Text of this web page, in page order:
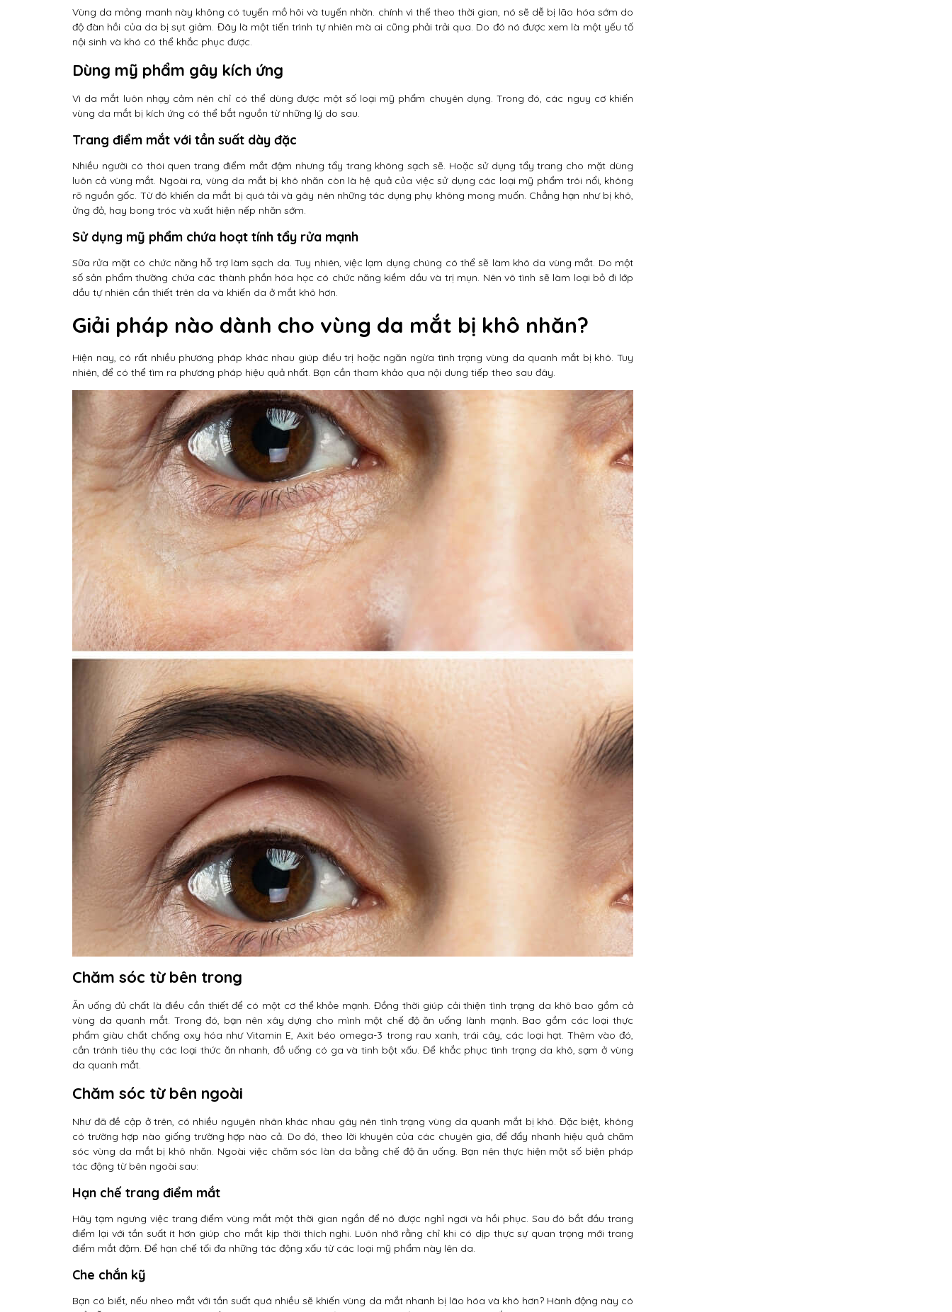
Vùng da mỏng manh này không có tuyến mồ hôi và tuyến nhờn. chính vì thế theo thời gian, nó sẽ dễ bị lão hóa sớm do
độ đàn hồi của da bị sụt giảm. Đây là một tiến trình tự nhiên mà ai cũng phải trải qua. Do đó nó được xem là một yếu tố
nội sinh và khó có thể khắc phục được.
Dùng mỹ phẩm gây kích ứng
Vì da mắt luôn nhạy cảm nên chỉ có thể dùng được một số loại mỹ phẩm chuyên dụng. Trong đó, các nguy cơ khiến
vùng da mắt bị kích ứng có thể bắt nguồn từ những lý do sau.
Trang điểm mắt với tần suất dày đặc
Nhiều người có thói quen trang điểm mắt đậm nhưng tẩy trang không sạch sẽ. Hoặc sử dụng tẩy trang cho mặt dùng
luôn cả vùng mắt. Ngoài ra, vùng da mắt bị khô nhăn còn là hệ quả của việc sử dụng các loại mỹ phẩm trôi nổi, không
rõ nguồn gốc. Từ đó khiến da mắt bị quá tải và gây nên những tác dụng phụ không mong muốn. Chẳng hạn như bị khô,
ửng đỏ, hay bong tróc và xuất hiện nếp nhăn sớm.
Sử dụng mỹ phẩm chứa hoạt tính tẩy rửa mạnh
Sữa rửa mặt có chức năng hỗ trợ làm sạch da. Tuy nhiên, việc lạm dụng chúng có thể sẽ làm khô da vùng mắt. Do một
số sản phẩm thường chứa các thành phần hóa học có chức năng kiềm dầu và trị mụn. Nên vô tình sẽ làm loại bỏ đi lớp
dầu tự nhiên cần thiết trên da và khiến da ở mắt khô hơn.
Giải pháp nào dành cho vùng da mắt bị khô nhăn?
Hiện nay, có rất nhiều phương pháp khác nhau giúp điều trị hoặc ngăn ngừa tình trạng vùng da quanh mắt bị khô. Tuy
nhiên, để có thể tìm ra phương pháp hiệu quả nhất. Bạn cần tham khảo qua nội dung tiếp theo sau đây.
Chăm sóc từ bên trong
Ăn uống đủ chất là điều cần thiết để có một cơ thể khỏe mạnh. Đồng thời giúp cải thiện tình trạng da khô bao gồm cả
vùng da quanh mắt. Trong đó, bạn nên xây dựng cho mình một chế độ ăn uống lành mạnh. Bao gồm các loại thực
phẩm giàu chất chống oxy hóa như Vitamin E, Axit béo omega-3 trong rau xanh, trái cây, các loại hạt. Thêm vào đó,
cần tránh tiêu thụ các loại thức ăn nhanh, đồ uống có ga và tinh bột xấu. Để khắc phục tình trạng da khô, sạm ở vùng
da quanh mắt.
Chăm sóc từ bên ngoài
Như đã đề cập ở trên, có nhiều nguyên nhân khác nhau gây nên tình trạng vùng da quanh mắt bị khô. Đặc biệt, không
có trường hợp nào giống trường hợp nào cả. Do đó, theo lời khuyên của các chuyên gia, để đẩy nhanh hiệu quả chăm
sóc vùng da mắt bị khô nhăn. Ngoài việc chăm sóc làn da bằng chế độ ăn uống. Bạn nên thực hiện một số biện pháp
tác động từ bên ngoài sau:
Hạn chế trang điểm mắt
Hãy tạm ngưng việc trang điểm vùng mắt một thời gian ngắn để nó được nghỉ ngơi và hồi phục. Sau đó bắt đầu trang
điểm lại với tần suất ít hơn giúp cho mắt kịp thời thích nghi. Luôn nhớ rằng chỉ khi có dịp thực sự quan trọng mới trang
điểm mắt đậm. Để hạn chế tối đa những tác động xấu từ các loại mỹ phẩm này lên da.
Che chắn kỹ
Bạn có biết, nếu nheo mắt với tần suất quá nhiều sẽ khiến vùng da mắt nhanh bị lão hóa và khô hơn? Hành động này có